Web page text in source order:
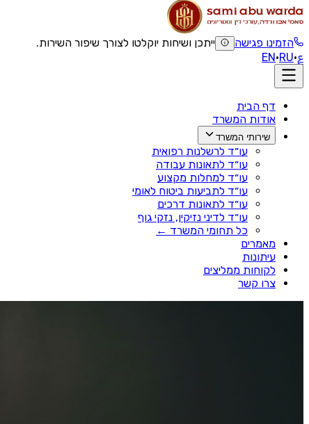
הזמינו פגישה
ייתכן ושיחות יוקלטו לצורך שיפור השירות.
ع·
EN·RU
דף הבית
אודות המשרד
שירותי המשרד
עו״ד לרשלנות רפואית
עו״ד לתאונות עבודה
עו״ד למחלות מקצוע
עו״ד לתביעות ביטוח לאומי
עו״ד לתאונות דרכים
עו״ד לדיני נזיקין, נזקי גוף
כל תחומי המשרד ←
מאמרים
עיתונות
לקוחות ממליצים
צרו קשר
רשלנות רפואית בלידה ובהיריון, עורך דין